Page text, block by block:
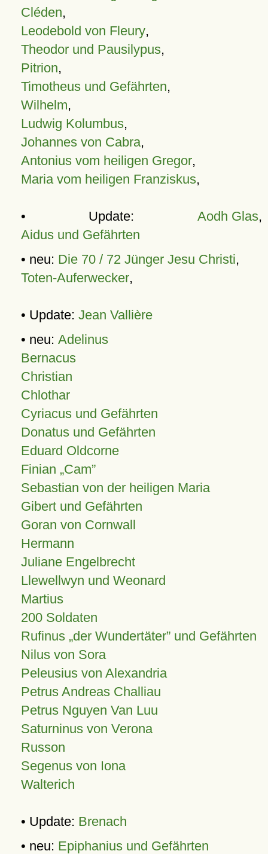
Cléden,
Leodebold von Fleury,
Theodor und Pausilypus,
Pitrion,
Timotheus und Gefährten,
Wilhelm,
Ludwig Kolumbus,
Johannes von Cabra,
Antonius vom heiligen Gregor,
Maria vom heiligen Franziskus,
• Update: Aodh Glas,
Aidus und Gefährten
• neu: Die 70 / 72 Jünger Jesu Christi,
Toten-Auferwecker,
• Update: Jean Vallière
• neu: Adelinus
Bernacus
Christian
Chlothar
Cyriacus und Gefährten
Donatus und Gefährten
Eduard Oldcorne
Finian Cam
Sebastian von der heiligen Maria
Gibert und Gefährten
Goran von Cornwall
Hermann
Juliane Engelbrecht
Llewellwyn und Weonard
Martius
200 Soldaten
Rufinus „der Wundertäter” und Gefährten
Nilus von Sora
Peleusius von Alexandria
Petrus Andreas Challiau
Petrus Nguyen Van Luu
Saturninus von Verona
Russon
Segenus von Iona
Walterich
• Update: Brenach
• neu: Epiphanius und Gefährten